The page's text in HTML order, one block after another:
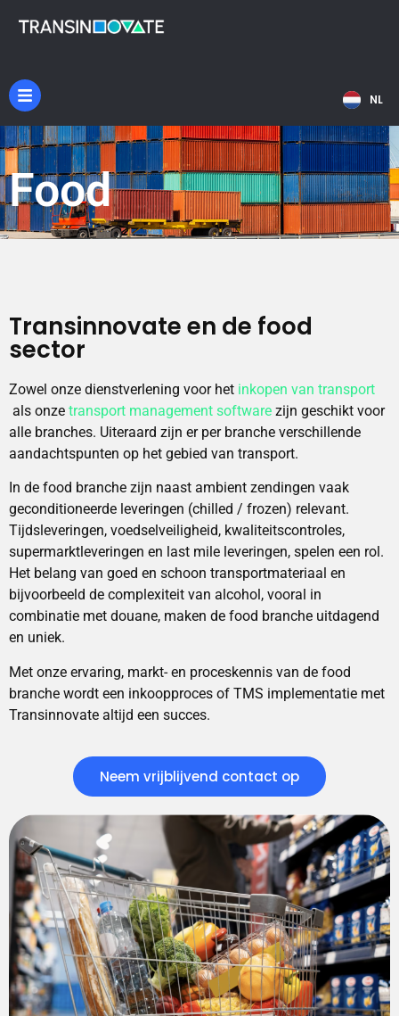
NL
DE
Food
Transinnovate en de food
sector
Zowel onze dienstverlening voor het inkopen van transport
als onze transport management software zijn geschikt voor
alle branches. Uiteraard zijn er per branche verschillende
aandachtspunten op het gebied van transport.
In de food branche zijn naast ambient zendingen vaak
geconditioneerde leveringen (chilled / frozen) relevant.
Tijdsleveringen, voedselveiligheid, kwaliteitscontroles,
supermarktleveringen en last mile leveringen, spelen een rol.
Het belang van goed en schoon transportmateriaal en
bijvoorbeeld de complexiteit van alcohol, vooral in
combinatie met douane, maken de food branche uitdagend
en uniek.
Met onze ervaring, markt- en proceskennis van de food
branche wordt een inkoopproces of TMS implementatie met
Transinnovate altijd een succes.
Neem vrijblijvend contact op